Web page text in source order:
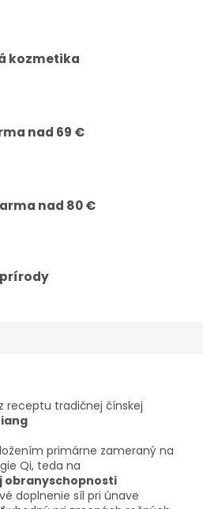
kozmetika
nad 69 €
nad 80 €
receptu tradičnej čínskej
primárne zameraný na
Qi, teda na
obranyschopnosti
doplnenie síl pri únave